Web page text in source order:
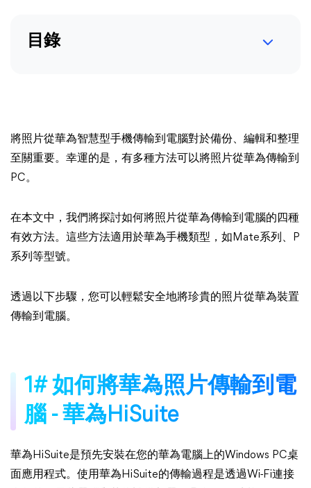
目錄
將照片從華為智慧型手機傳輸到電腦對於備份、編輯和整理
至關重要。幸運的是，有多種方法可以將照片從華為傳輸到
PC。
在本文中，我們將探討如何將照片從華為傳輸到電腦的四種
有效方法。這些方法適用於華為手機類型，如Mate系列、P
系列等型號。
透過以下步驟，您可以輕鬆安全地將珍貴的照片從華為裝置
傳輸到電腦。
1# 如何將華為照片傳輸到電
腦 - 華為HiSuite
華為HiSuite是預先安裝在您的華為電腦上的Windows PC桌
面應用程式。使用華為HiSuite的傳輸過程是透過Wi-Fi連接